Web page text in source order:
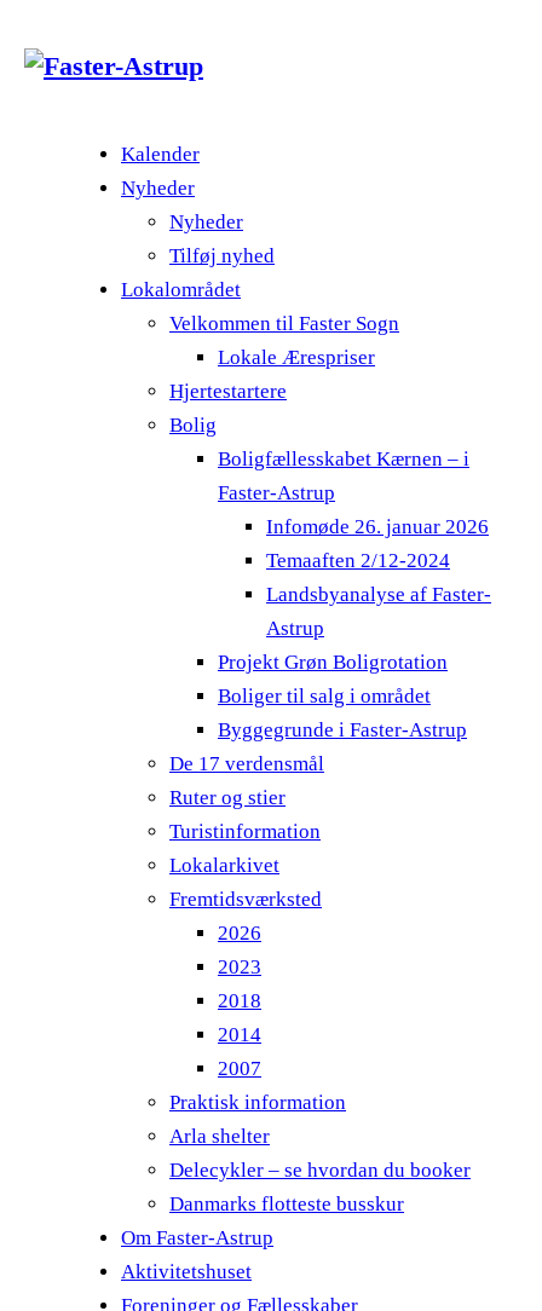
Kalender
Nyheder
Nyheder
Tilføj nyhed
Lokalområdet
Velkommen til Faster Sogn
Lokale Ærespriser
Hjertestartere
Bolig
Boligfællesskabet Kærnen – i
Faster-Astrup
Infomøde 26. januar 2026
Temaaften 2/12-2024
Landsbyanalyse af Faster-
Astrup
Projekt Grøn Boligrotation
Boliger til salg i området
Byggegrunde i Faster-Astrup
De 17 verdensmål
Ruter og stier
Turistinformation
Lokalarkivet
Fremtidsværksted
2026
2023
2018
2014
2007
Praktisk information
Arla shelter
Delecykler – se hvordan du booker
Danmarks flotteste busskur
Om Faster-Astrup
Aktivitetshuset
Foreninger og Fællesskaber